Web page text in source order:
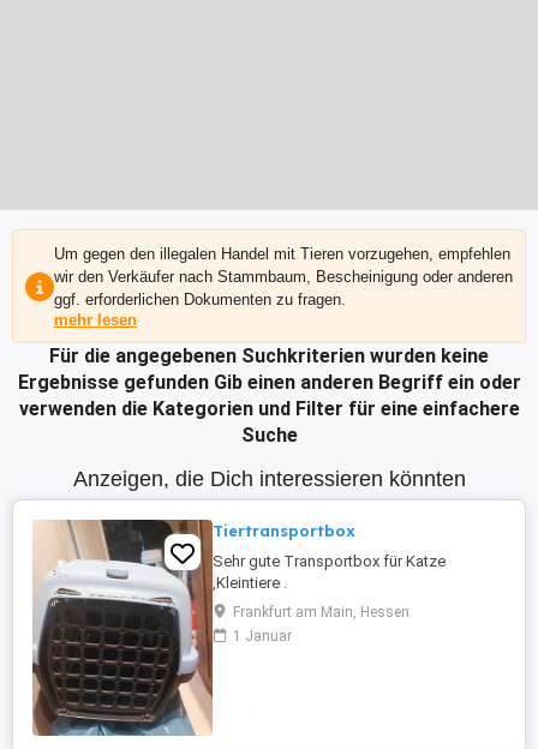
Um gegen den illegalen Handel mit Tieren vorzugehen, empfehlen
wir den Verkäufer nach Stammbaum, Bescheinigung oder anderen
ggf. erforderlichen Dokumenten zu fragen.
mehr lesen
Für die angegebenen Suchkriterien wurden keine
Ergebnisse gefunden Gib einen anderen Begriff ein oder
verwenden die Kategorien und Filter für eine einfachere
Suche
Anzeigen, die Dich interessieren könnten
Tiertransportbox
Sehr gute Transportbox für Katze
,Kleintiere .
Frankfurt am Main, Hessen
1 Januar